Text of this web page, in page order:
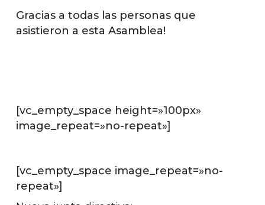
Gracias a todas las personas que
asistieron a esta Asamblea!
[vc_empty_space height=»100px»
image_repeat=»no-repeat»]
[vc_empty_space image_repeat=»no-
repeat»]